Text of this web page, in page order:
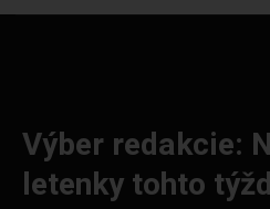
Výber redakcie:
letenky tohto